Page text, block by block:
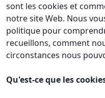
sont les cookies et
notre site Web. Nous
politique pour
recueillons, comment
circonstances nous
Qu'est-ce que les